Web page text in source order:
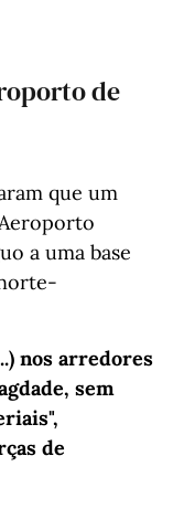
de
que um
a uma base
nos arredores
sem
de